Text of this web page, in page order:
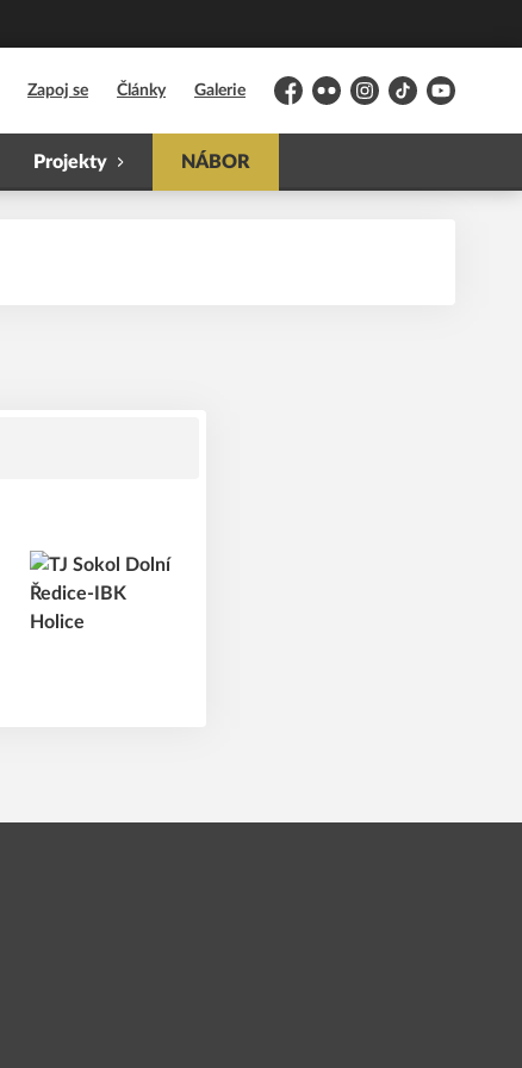
Zapoj se Články Galerie
Facebook
FlickrInstagram
TikTokYouTube
Projekty NÁBOR